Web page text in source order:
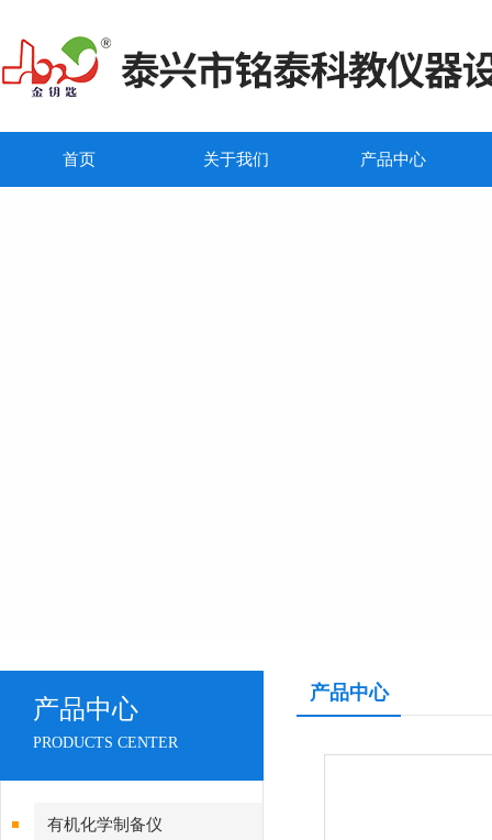
首页 关于我们 产品中心
产品中心
PRODUCTS CENTER
有机化学制备仪
产品中心